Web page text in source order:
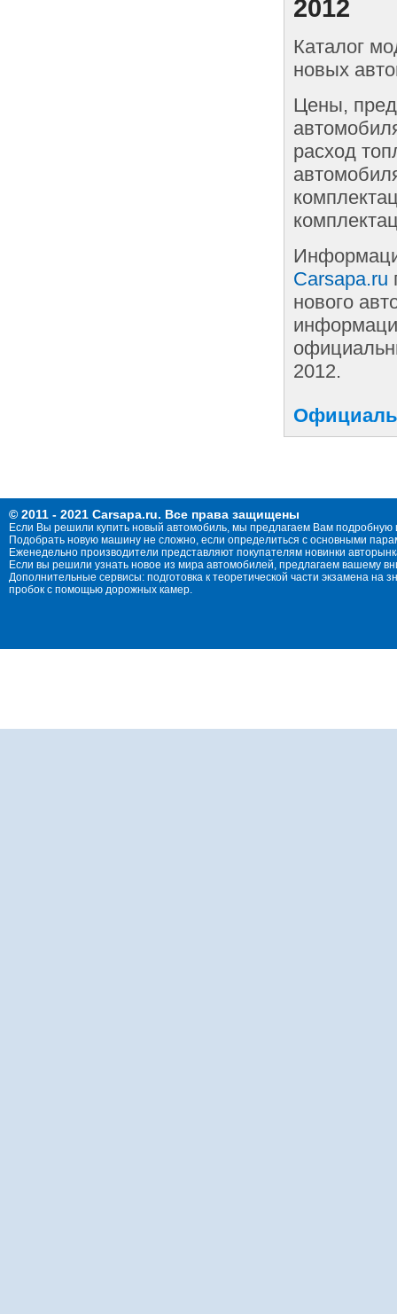
2012
Каталог
новых
Цены,
расход
Carsapa.ru
нового
2012.
© 2011 - 2021 Carsapa.ru. Все права защищены
Если Вы решили купить новый автомобиль, мы предлагаем Вам
Подобрать новую машину не сложно, если определиться с основными
Еженедельно производители представляют покупателям новинки
Если вы решили узнать новое из мира автомобилей, предлагаем вашему
Дополнительные сервисы: подготовка к теоретической части экзамена
пробок с помощью дорожных камер.